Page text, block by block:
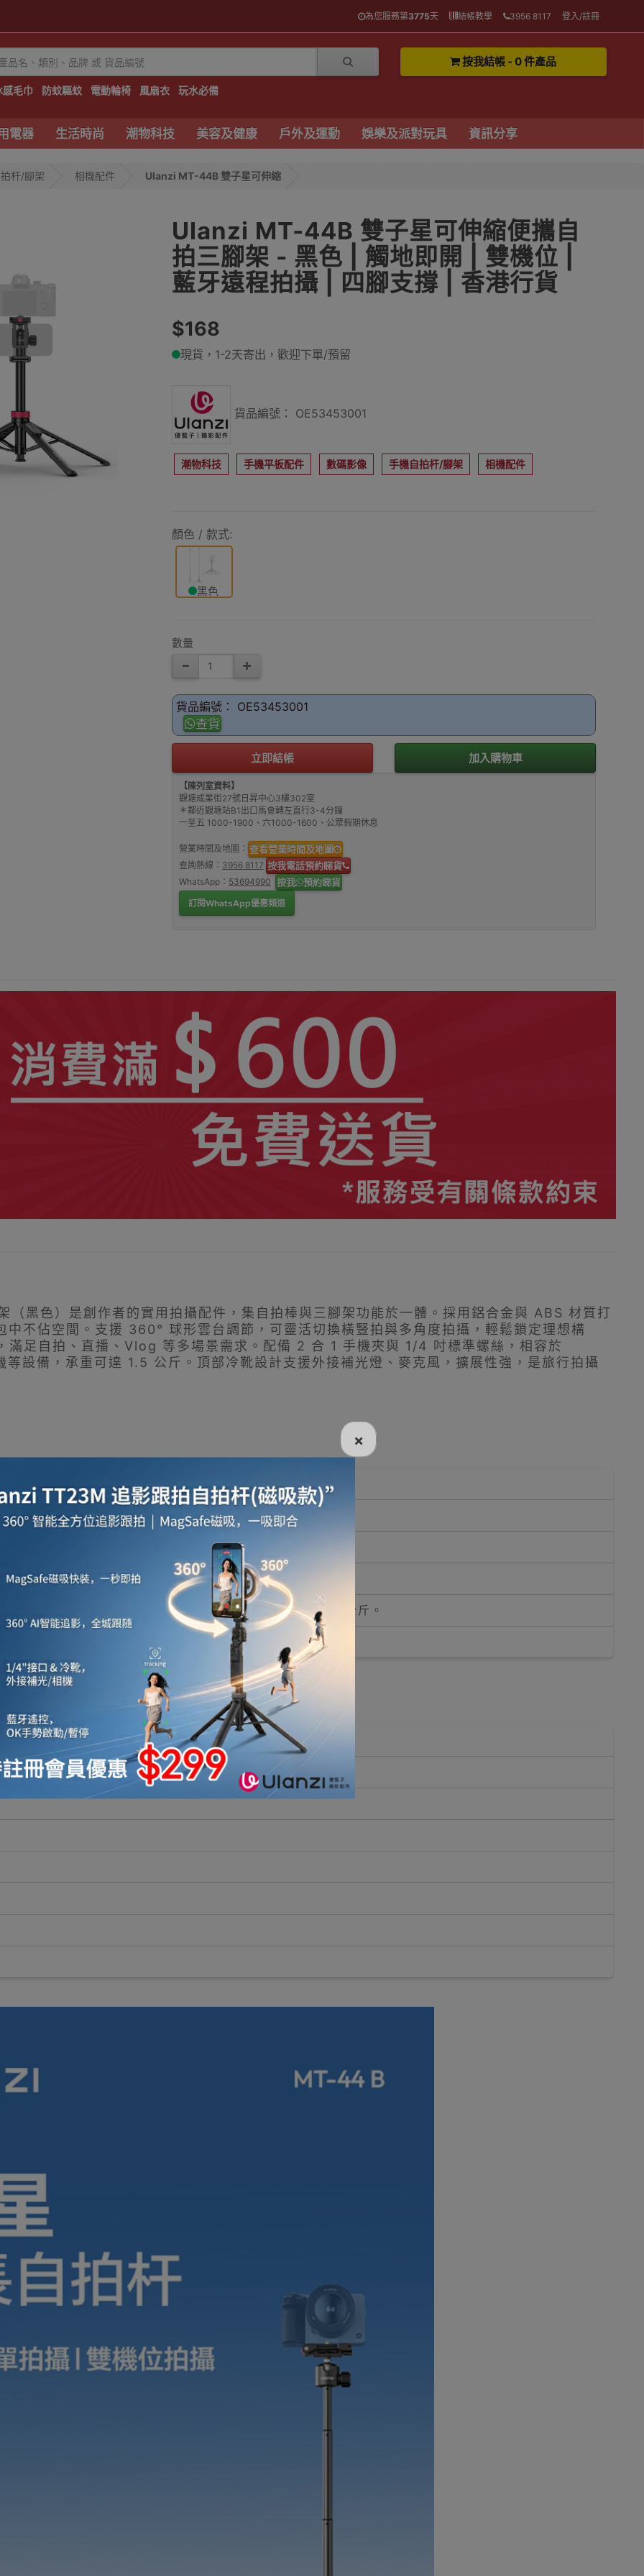
為您服務第3775天 結帳教學 3956 8117 登入/註冊
感毛巾 防蚊驅蚊 電動輪椅 風扇衣 玩水必備
按我結帳 - 0 件產品
電器 生活時尚 潮物科技 美容及健康 戶外及運動 娛樂及派對玩具 資訊分享
杆/腳架 相機配件 Ulanzi MT-44B 雙子星可伸縮
Ulanzi MT-44B 雙子星可伸縮便攜自
拍三腳架 - 黑色 | 觸地即開 | 雙機位 |
藍牙遠程拍攝 | 四腳支撐 | 香港行貨
$168
現貨，1-2天寄出，歡迎下單/預留
貨品編號： OE53453001
潮物科技 手機平板配件 數碼影像 手機自拍杆/腳架 相機配件
顏色 / 款式:
黑色
數量
貨品編號： OE53453001
查貨
立即結帳 加入購物車
【陳列室資料】
觀塘成業街27號日昇中心3樓302室
＊鄰近觀塘站B1出口馬會轉左直行3-4分鐘
一至五 1000-1900、六1000-1600、公眾假期休息
營業時間及地圖： 查看營業時間及地圖
查詢熱線： 3956 8117 按我電話預約睇貨
WhatsApp： 53694990 按我 預約睇貨
訂閱WhatsApp優惠頻道
黑色）是創作者的實用拍攝配件，集自拍棒與三腳架功能於一體。採用鋁合金與 ABS 材質打
不佔空間。支援 360° 球形雲台調節，可靈活切換橫豎拍與多角度拍攝，輕鬆鎖定理想構
足自拍、直播、Vlog 等多場景需求。配備 2 合 1 手機夾與 1/4 吋標準螺絲，相容於
設備，承重可達 1.5 公斤。頂部冷靴設計支援外接補光燈、麥克風，擴展性強，是旅行拍攝
巧，方便隨身攜帶，旅行拍攝無負擔。
自拍、直播、俯拍等多場景拍攝需求。
裝無需額外配件，切換便利高效。
螺絲，可支撐手機、微單、運動相機等設備，承重達 1.5 公斤。
×